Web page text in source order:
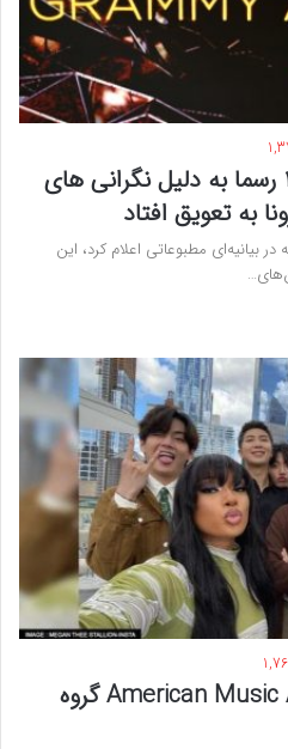
مراسم جوایز گرمی 2022 رسما به دلیل نگرانی های
به تعویق افتاد
در روز چهارشنبه، 5 ژانویه در بیانیه‌ای مطبوعاتی اعلام کرد، این
در مراسم 2021 American Music Awards گروه